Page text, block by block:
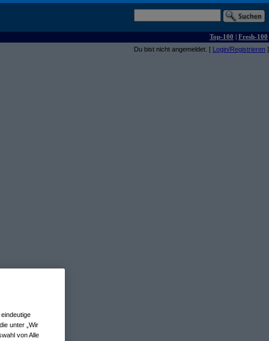
Top-100 | Fresh-100
Du bist nicht angemeldet. [ Login/Registrieren ]
unter „Wir
von Alle